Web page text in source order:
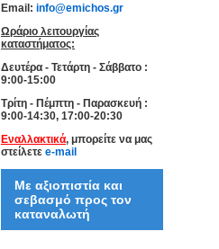
Email: info@emichos.gr
Ωράριο λειτουργίας
καταστήματος:
Δευτέρα - Τετάρτη - Σάββατο :
9:00-15:00
Τρίτη - Πέμπτη - Παρασκευή :
9:00-14:30, 17:00-20:30
Εναλλακτικά, μπορείτε να μας
στείλετε e-mail
Με αξιοπιστία και
σεβασμό προς τον
καταναλωτή